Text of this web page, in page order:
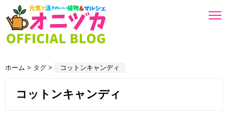
ホーム > タグ > コットンキャンディ
コットンキャンディ